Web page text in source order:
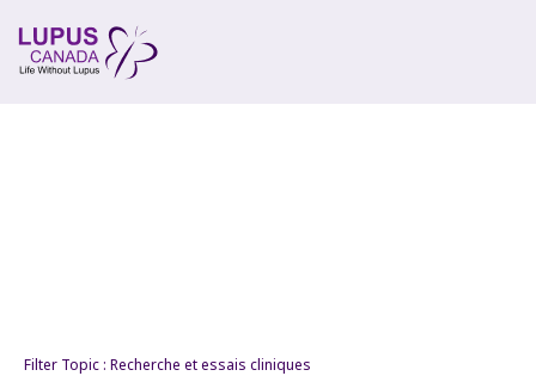
Filter Topic : Recherche et essais cliniques